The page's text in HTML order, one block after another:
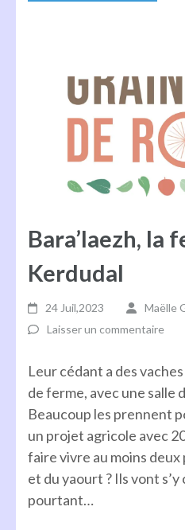
Bara’laezh, la
Kerdudal
24 Juil,2023
Maëlle
Laisser un commentaire
Leur cédant a des
de ferme, avec une salle
Beaucoup les prennent
un projet agricole avec
faire vivre au moins deux
et du yaourt ? Ils vont
pourtant…